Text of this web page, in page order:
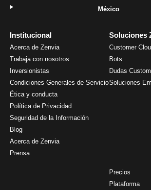
Institucional
Acerca de Zenvia
Trabaja con nosotros
Inversionistas
Condiciones Generales de Servicio
Ética y conducta
Política de Privacidad
Seguridad de la Información
Blog
Acerca de Zenvia
Prensa
Soluciones
Customer
Bots
Dudas
Soluciones
Precios
Plataforma
México